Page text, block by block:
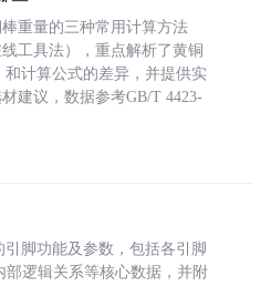
重量的三种常用计算方法
工具法），重点解析了黄铜
和计算公式的差异，并提供实
建议，数据参考GB/T 4423-
引脚功能及参数，包括各引脚
部逻辑关系等核心数据，并附